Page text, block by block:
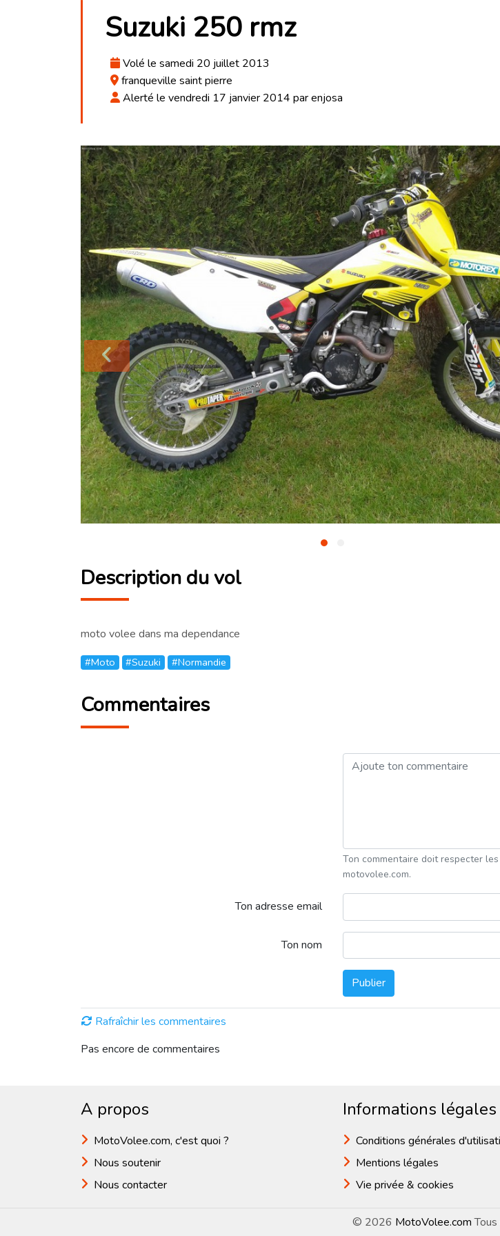
Suzuki 250 rmz
Volé le samedi 20 juillet 2013
franqueville saint pierre
Alerté le vendredi 17 janvier 2014 par enjosa
Description du vol
moto volee dans ma dependance
#Moto #Suzuki #Normandie
Commentaires
Ton commentaire doit respecter les
motovolee.com.
Ton adresse email
Ton nom
Publier
Rafraîchir les commentaires
Pas encore de commentaires
A propos
MotoVolee.com, c'est quoi ?
Nous soutenir
Nous contacter
Informations légales
Conditions générales
Mentions légales
Vie privée & cookies
© 2026 MotoVolee.com